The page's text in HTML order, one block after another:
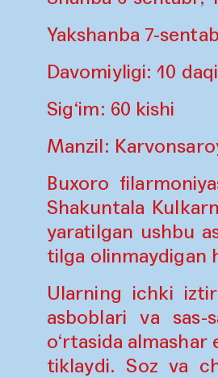
Yakshanba 7-
Davomiyligi: 10
Sig‘im: 60 kishi
Manzil:
Buxoro
Shakuntala
yaratilgan ushbu
tilga olinmaydigan
Ularning ichki
asboblari va sas-
o‘rtasida
tiklaydi. Soz va